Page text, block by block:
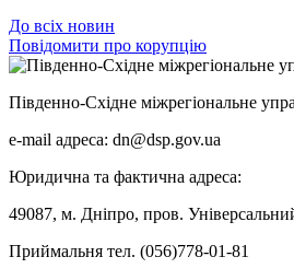
До всіх новин
Повідомити про корупцію
Південно-Східне міжрегіональне
e-mail адреса: dn@dsp.gov.ua
Юридична та фактична адреса:
49087, м. Дніпро, пров.
Приймальня тел. (056)778-01-81